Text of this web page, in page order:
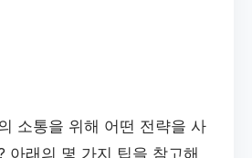
소통을 위해 어떤 전략을 사
아래의 몇 가지 팁을 참고해